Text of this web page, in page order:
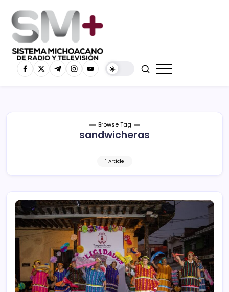
Browse Tag
sandwicheras
1 Article